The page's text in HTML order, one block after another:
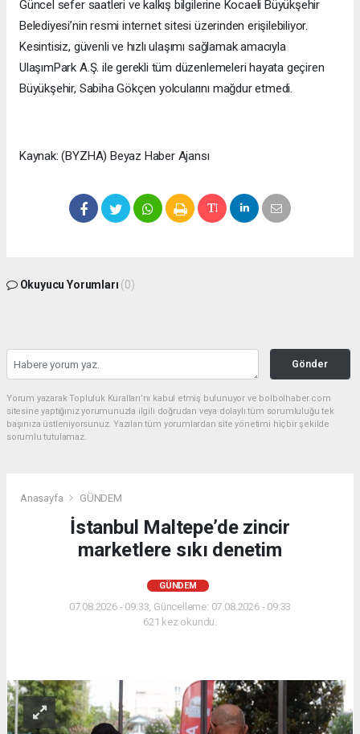
Güncel sefer saatleri ve kalkış bilgilerine Kocaeli Büyükşehir
Belediyesi’nin resmi internet sitesi üzerinden erişilebiliyor.
Kesintisiz, güvenli ve hızlı ulaşımı sağlamak amacıyla
UlaşımPark A.Ş. ile gerekli tüm düzenlemeleri hayata geçiren
Büyükşehir, Sabiha Gökçen yolcularını mağdur etmedi.
Kaynak: (BYZHA) Beyaz Haber Ajansı
Okuyucu Yorumları (0)
Gönder
Yorum yazarak Topluluk Kuralları’nı kabul etmiş bulunuyor ve bolbolhaber.com
sitesine yaptığınız yorumunuzla ilgili doğrudan veya dolaylı tüm sorumluluğu tek
başınıza üstleniyorsunuz. Yazılan tüm yorumlardan site yönetimi hiçbir şekilde
sorumlu tutulamaz.
Anasayfa GÜNDEM
İstanbul Maltepe’de zincir
marketlere sıkı denetim
GÜNDEM
07.08.2026 - 09:33, Güncelleme: 07.08.2026 - 09:33
621 kez okundu.